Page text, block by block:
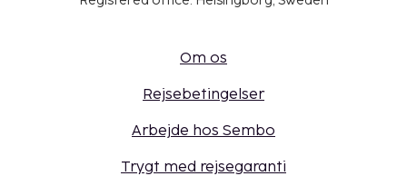
Om os
Rejsebetingelser
Arbejde hos Sembo
Trygt med rejsegaranti